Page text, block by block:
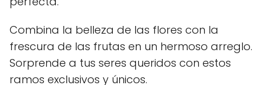
Combina la belleza de las flores con la
frescura de las frutas en un hermoso arreglo.
Sorprende a tus seres queridos con estos
ramos exclusivos y únicos.